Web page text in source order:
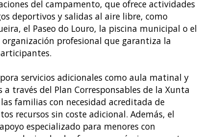
del campamento, que ofrece actividades
deportivos y salidas al aire libre, como
el Paseo do Louro, la piscina municipal o el
profesional que garantiza la
servicios adicionales como aula matinal y
través del Plan Corresponsables de la Xunta
familias con necesidad acreditada de
recursos sin coste adicional. Además, el
especializado para menores con